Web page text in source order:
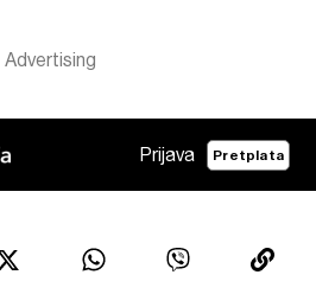
Prijava Pretplata